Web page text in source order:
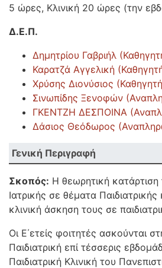
5 ώρες, Κλινική 20 ώρες (την
Δ.Ε.Π.
Δημητρίου Γαβριήλ
Καρατζά Αγγελική
Χρύσης Διονύσιος
Σινωπίδης Ξενοφών
ΓΚΕΝΤΖΗ ΔΕΣΠΟΙΝΑ
Δάσιος Θεόδωρος
Γενική Περιγραφή
Σκοπός: Η θεωρητική
Ιατρικής σε θέματα
κλινική άσκηση τους σε
Οι Ε΄ετείς φοιτητές ασκούνται
Παιδιατρική επί τέσσερις
Παιδιατρική Κλινική του